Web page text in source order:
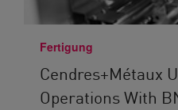
Fertigung
Cendres+Métaux
Operations With